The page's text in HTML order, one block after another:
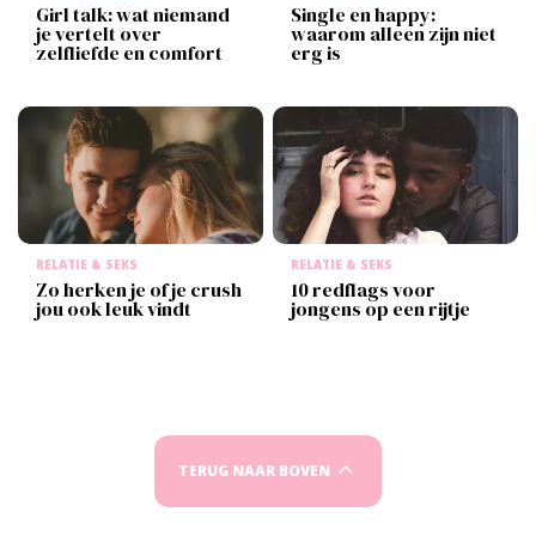
Girl talk: wat niemand
je vertelt over
zelfliefde en comfort
Single en happy:
waarom alleen zijn niet
erg is
RELATIE & SEKS
Zo herken je of je crush
jou ook leuk vindt
RELATIE & SEKS
10 redflags voor
jongens op een rijtje
TERUG NAAR BOVEN